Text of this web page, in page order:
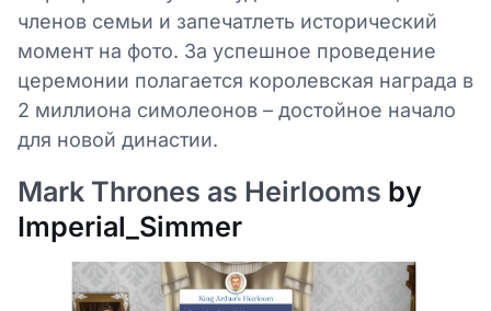
членов семьи и запечатлеть исторический
момент на фото. За успешное проведение
церемонии полагается королевская награда в
2 миллиона симолеонов – достойное начало
для новой династии.
Mark Thrones as Heirlooms by
Imperial_Simmer